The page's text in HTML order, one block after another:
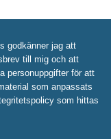
godkänner jag att
till mig och att
personuppgifter för att
som anpassats
som hittas